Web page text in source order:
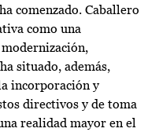
comenzado. Caballero
como una
situado, además,
incorporación y
directivos y de toma
realidad mayor en el